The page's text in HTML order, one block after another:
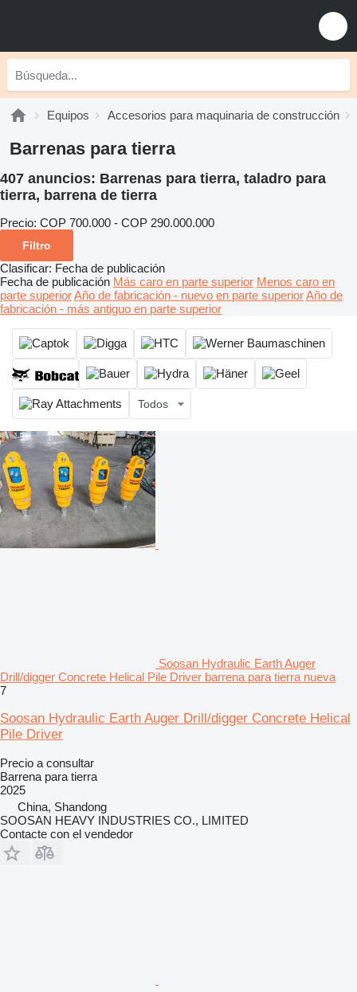
Equipos Accesorios para maquinaria de construcción
Barrenas para tierra
407 anuncios: Barrenas para tierra, taladro para
tierra, barrena de tierra
Precio: COP 700.000 - COP 290.000.000
Filtro
Clasificar: Fecha de publicación
Fecha de publicación Más caro en parte superior Menos caro en
parte superiorAño de fabricación - nuevo en parte superiorAño de
fabricación - más antiguo en parte superior
Todos
Soosan Hydraulic Earth Auger
Drill/digger Concrete Helical Pile Driver barrena para tierra nueva
7
Soosan Hydraulic Earth Auger Drill/digger Concrete Helical
Pile Driver
Precio a consultar
Barrena para tierra
2025
China, Shandong
SOOSAN HEAVY INDUSTRIES CO., LIMITED
Contacte con el vendedor